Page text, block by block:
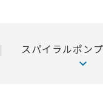
スパイラルポン